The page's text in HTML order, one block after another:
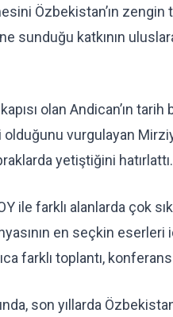
Özbekistan’ın zengin
sunduğu katkının
olan Andican’ın
vurgulayan
yetiştiğini hatırlattı.
ile farklı alanlarda çok
en seçkin
farklı toplantı,
son yıllarda